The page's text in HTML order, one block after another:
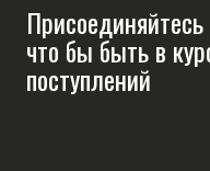
что бы быть в
поступлений